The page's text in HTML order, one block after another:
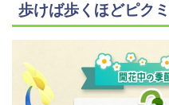
歩けば歩くほどピク